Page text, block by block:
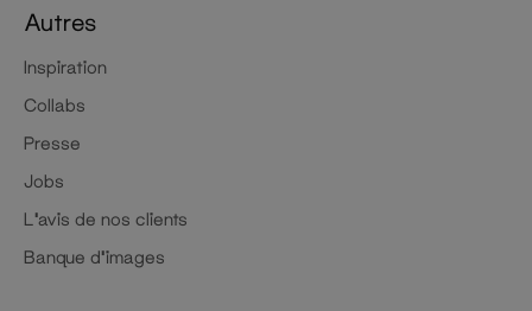
Autres
Inspiration
Collabs
Presse
Jobs
L'avis de nos clients
Banque d'images